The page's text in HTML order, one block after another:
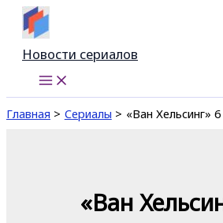
Перейти
содержимому
Новости сериалов
Главная Сериалы «Ван Хельсинг»
«Ван